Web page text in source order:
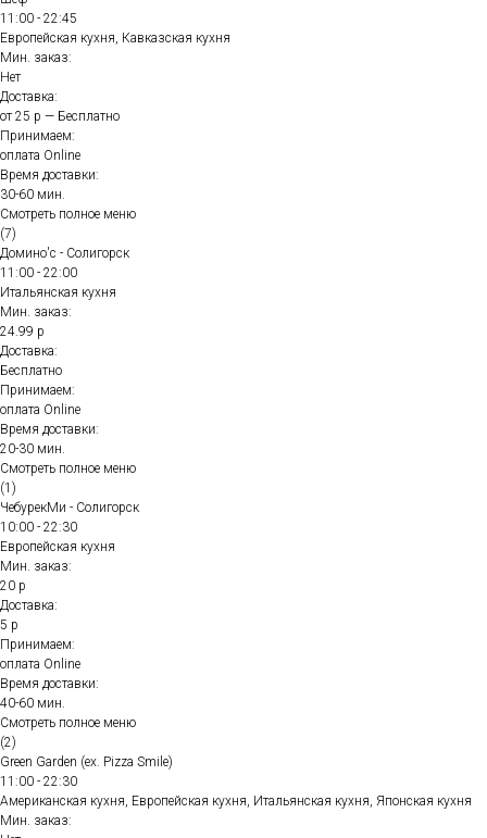
11:00 - 22:45
Европейская кухня, Кавказская кухня
Мин. заказ:
Нет
Доставка:
от 25 р — Бесплатно
Принимаем:
оплата Online
Время доставки:
30-60 мин.
Смотреть полное меню
(7)
Домино'с - Солигорск
11:00 - 22:00
Итальянская кухня
Мин. заказ:
24.99 р
Доставка:
Бесплатно
Принимаем:
оплата Online
Время доставки:
20-30 мин.
Смотреть полное меню
(1)
ЧебурекМи - Солигорск
10:00 - 22:30
Европейская кухня
Мин. заказ:
20 р
Доставка:
5 р
Принимаем:
оплата Online
Время доставки:
40-60 мин.
Смотреть полное меню
(2)
Green Garden (ex. Pizza Smile)
11:00 - 22:30
Американская кухня, Европейская кухня, Итальянская кухня, Японская кухня
Мин. заказ: